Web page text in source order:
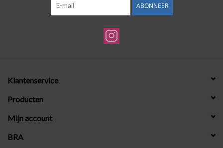
ABONNEER
Klantenservice
Producten
Mijn account
BRA